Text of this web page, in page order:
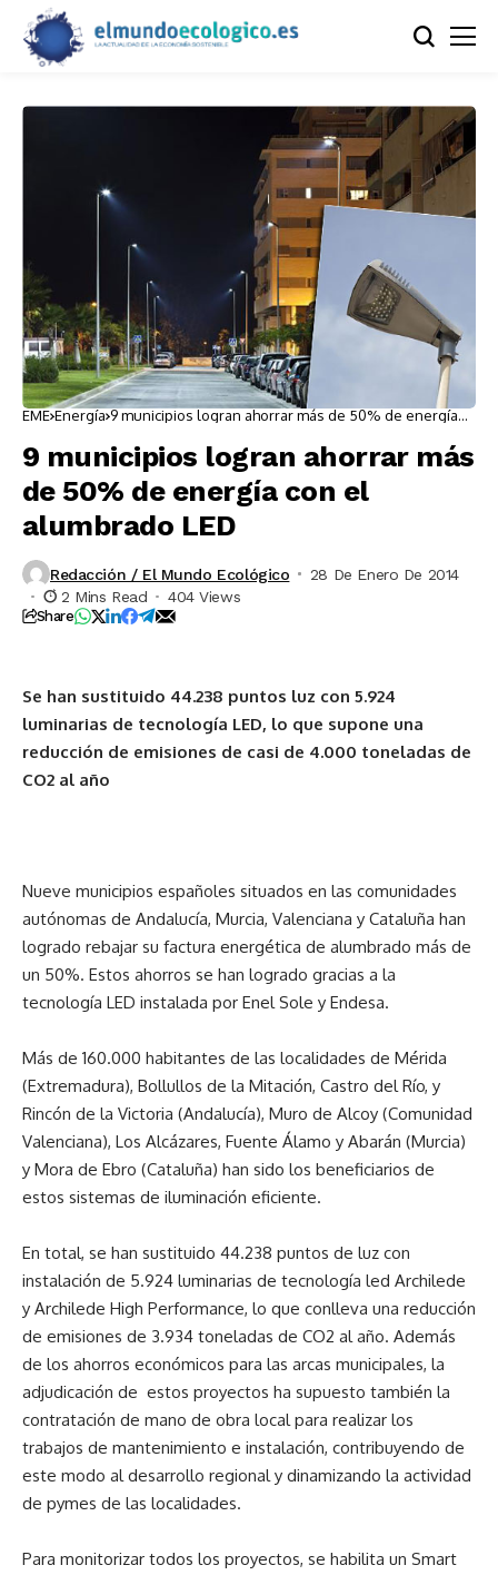
EME Energía 9 municipios logran ahorrar más de 50% de energía
9 municipios logran ahorrar más
de 50% de energía con el
alumbrado LED
Redacción / El Mundo Ecológico
28 De Enero De 2014
2 Mins Read
404 Views
Share
Se han sustituido 44.238 puntos luz con 5.924
luminarias de tecnología LED, lo que supone una
reducción de emisiones de casi de 4.000 toneladas de
CO2 al año
Nueve municipios españoles situados en las comunidades
autónomas de Andalucía, Murcia, Valenciana y Cataluña han
logrado rebajar su factura energética de alumbrado más de
un 50%. Estos ahorros se han logrado gracias a la
tecnología LED instalada por Enel Sole y Endesa.
Más de 160.000 habitantes de las localidades de Mérida
(Extremadura), Bollullos de la Mitación, Castro del Río, y
Rincón de la Victoria (Andalucía), Muro de Alcoy (Comunidad
Valenciana), Los Alcázares, Fuente Álamo y Abarán (Murcia)
y Mora de Ebro (Cataluña) han sido los beneficiarios de
estos sistemas de iluminación eficiente.
En total, se han sustituido 44.238 puntos de luz con
instalación de 5.924 luminarias de tecnología led Archilede
y Archilede High Performance, lo que conlleva una reducción
de emisiones de 3.934 toneladas de CO2 al año. Además
de los ahorros económicos para las arcas municipales, la
adjudicación de estos proyectos ha supuesto también la
contratación de mano de obra local para realizar los
trabajos de mantenimiento e instalación, contribuyendo de
este modo al desarrollo regional y dinamizando la actividad
de pymes de las localidades.
Para monitorizar todos los proyectos, se habilita un Smart